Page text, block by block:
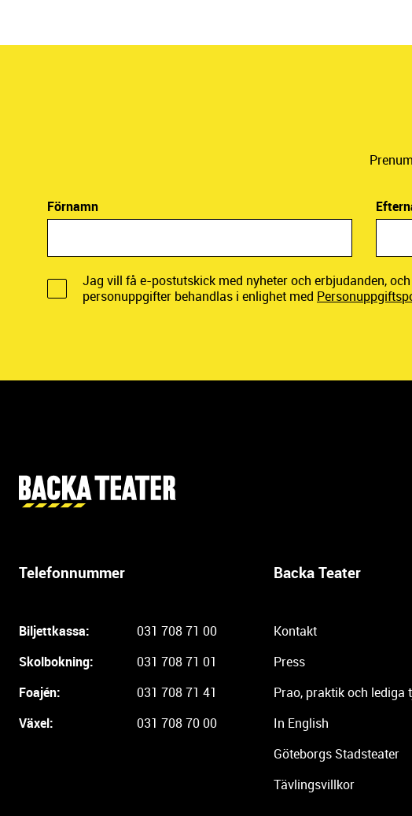
Förnamn
Jag vill få e-postutskick med nyheter och erbjudanden,
personuppgifter behandlas i enlighet med
Telefonnummer
Biljettkassa:
031 708 71 00
Skolbokning:
031 708 71 01
Foajén:
031 708 71 41
Växel:
031 708 70 00
Backa Teater
Kontakt
Press
Prao, praktik och lediga
In English
Göteborgs Stadsteater
Tävlingsvillkor